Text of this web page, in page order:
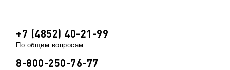
+7 (4852) 40-21-99
По общим вопросам
8-800-250-76-77